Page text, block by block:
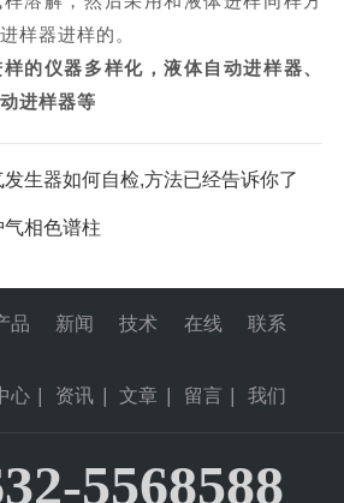
样器进样的。
的仪器多样化，液体自动进样器、
进样器等
生器如何自检,方法已经告诉你了
相色谱柱
品
心
新闻
资讯
技术
文章
在线
留言
联系
我们
5568588